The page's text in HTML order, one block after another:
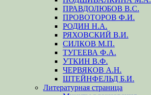
ПРАВДОЛЮБОВ В.С.
ПРОВОТОРОВ Ф.И.
РОДИН Н.А.
РЯХОВСКИЙ В.И.
СИЛКОВ М.П.
ТУГЕЕВА Ф.А.
УТКИН В.Ф.
ЧЕРВЯКОВ А.Н.
ШТЕЙНФЕЛЬД Б.И.
Литературная страница